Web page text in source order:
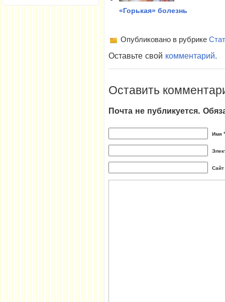
«Горькая» болезнь
Опубликовано в рубрике
Оставьте свой комментарий.
Оставить
Почта не публикуется.
Имя *
Сайт